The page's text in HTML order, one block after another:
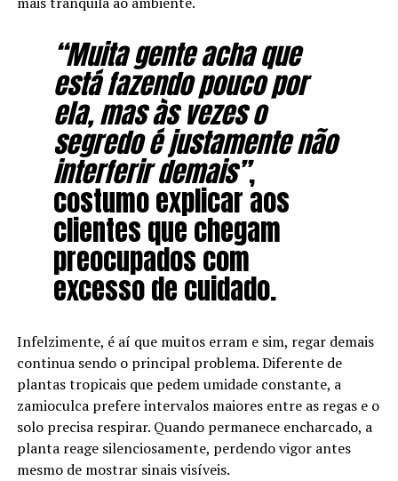
“Muita gente acha que
está fazendo pouco por
ela, mas às vezes o
segredo é justamente não
interferir demais”,
costumo explicar aos
clientes que chegam
preocupados com
excesso de cuidado.
Infelzimente, é aí que muitos erram e sim, regar demais
continua sendo o principal problema. Diferente de
plantas tropicais que pedem umidade constante, a
zamioculca prefere intervalos maiores entre as regas e o
solo precisa respirar. Quando permanece encharcado, a
planta reage silenciosamente, perdendo vigor antes
mesmo de mostrar sinais visíveis.